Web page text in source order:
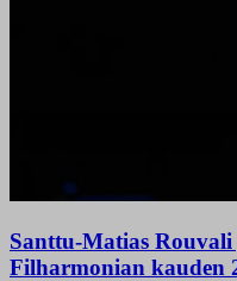
Santtu-Matias
Filharmonian kauden